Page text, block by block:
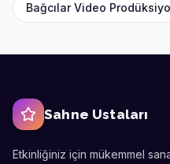
Bağcılar Video
Sahne Ustaları
Etkinliğiniz için mükemmel